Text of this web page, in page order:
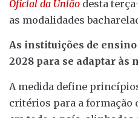
Oficial da União desta
as modalidades
As instituições de
2028 para se adaptar às
A medida define
critérios para a formação